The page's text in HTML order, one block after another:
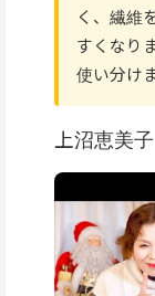
く、繊維
すくなり
使い分け
上沼恵美